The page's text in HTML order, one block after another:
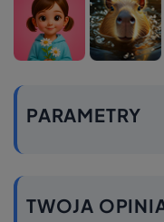
PARAMETRY
TWOJA